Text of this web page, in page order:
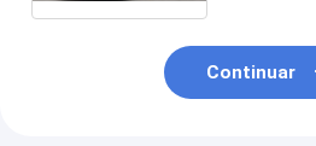
Continuar